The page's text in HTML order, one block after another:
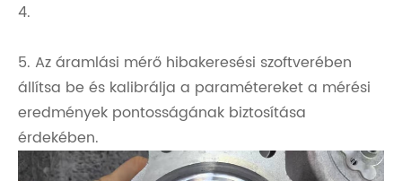
4.
5. Az áramlási mérő hibakeresési szoftverében
állítsa be és kalibrálja a paramétereket a mérési
eredmények pontosságának biztosítása
érdekében.